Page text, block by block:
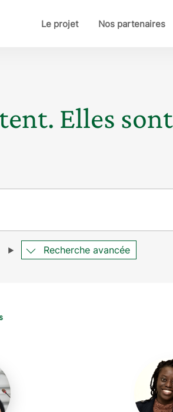
Le projet Nos partenaires
Elles
Recherche avancée